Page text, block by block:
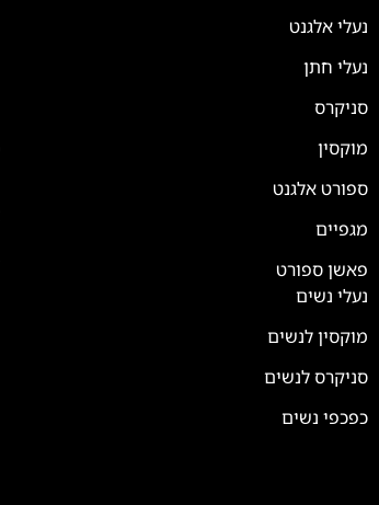
נעלי אלגנט
נעלי חתן
סניקרס
מוקסין
ספורט אלגנט
מגפיים
פאשן ספורט
נעלי נשים
מוקסין לנשים
סניקרס לנשים
כפכפי נשים
💬